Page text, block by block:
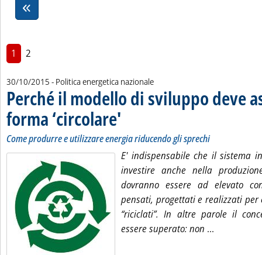
1 2
30/10/2015 - Politica energetica nazionale
Perché il modello di sviluppo deve
forma ‘circolare' . Sottotitolo: Come produrre e utilizzare energia
. Pubblicata venerdì 30 ottobre 2015 alle 15.42.
Come produrre e utilizzare energia riducendo gli sprechi
E' indispensabile che il sistema
investire anche nella
dovranno essere ad elevato
pensati, progettati e realizzati per
“riciclati”. In altre parole il
essere superato: non ...